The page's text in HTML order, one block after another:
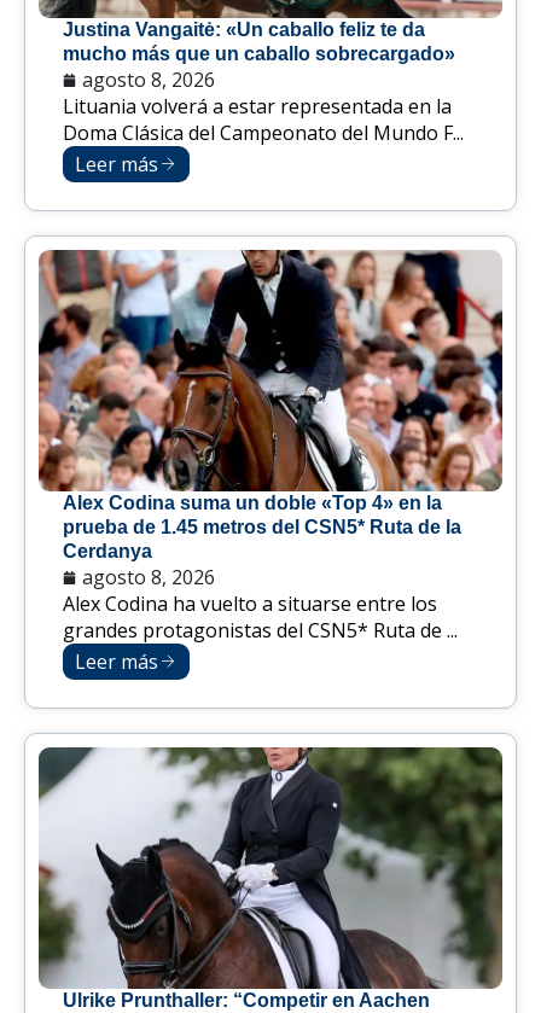
Justina Vangaitė: «Un caballo feliz te da
mucho más que un caballo sobrecargado»
agosto 8, 2026
Lituania volverá a estar representada en la
Doma Clásica del Campeonato del Mundo F...
Leer más
Alex Codina suma un doble «Top 4» en la
prueba de 1.45 metros del CSN5* Ruta de la
Cerdanya
agosto 8, 2026
Alex Codina ha vuelto a situarse entre los
grandes protagonistas del CSN5* Ruta de ...
Leer más
Ulrike Prunthaller: “Competir en Aachen